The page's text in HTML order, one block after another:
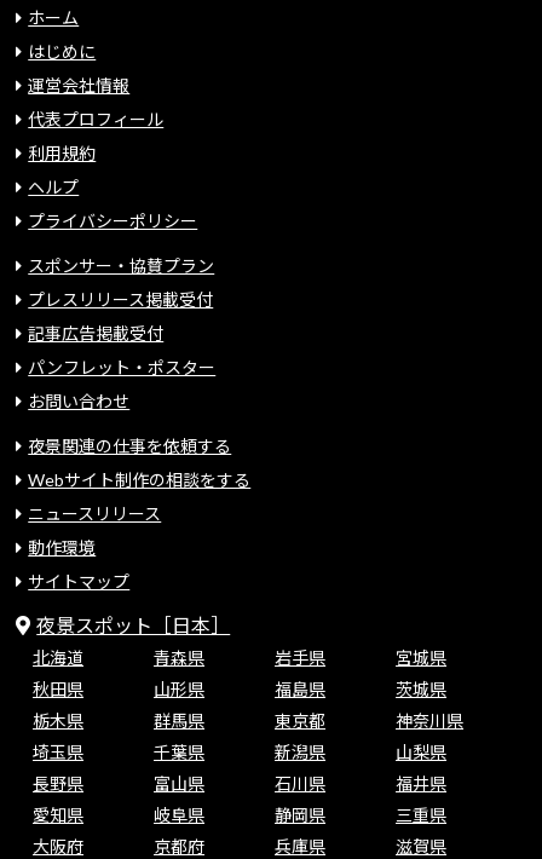
ホーム
はじめに
運営会社情報
代表プロフィール
利用規約
ヘルプ
プライバシーポリシー
スポンサー・協賛プラン
プレスリリース掲載受付
記事広告掲載受付
パンフレット・ポスター
お問い合わせ
夜景関連の仕事を依頼する
Webサイト制作の相談をする
ニュースリリース
動作環境
サイトマップ
夜景スポット［日本］
北海道 青森県 岩手県
宮城県
秋田県
山形県 福島県
茨城県
栃木県
群馬県 東京都
神奈川県
埼玉県
千葉県 新潟県
山梨県
長野県
富山県 石川県
福井県
愛知県
岐阜県 静岡県
三重県
大阪府
京都府 兵庫県
滋賀県